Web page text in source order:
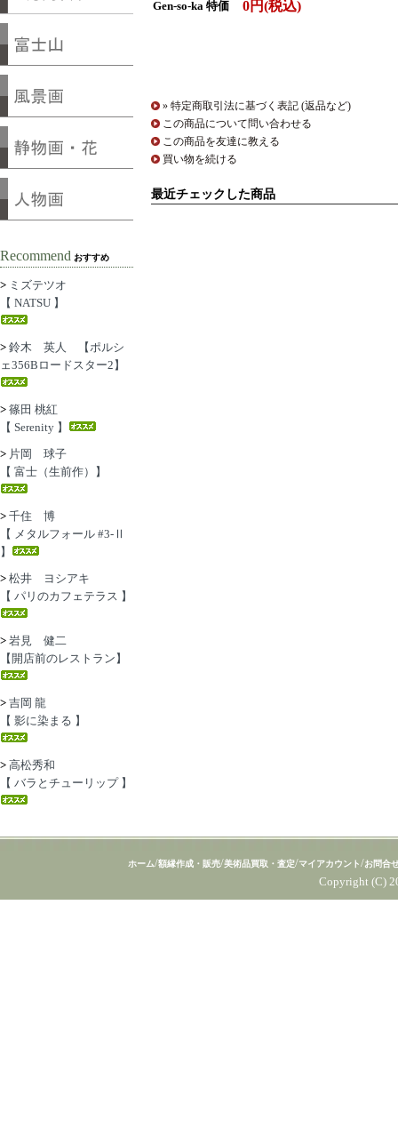
Gen-so-ka 特価 0円(税込)
» 特定商取引法に基づく表記 (返品など)
この商品について問い合わせる
この商品を友達に教える
買い物を続ける
最近チェックした商品
Recommend おすすめ
> ミズテツオ
【 NATSU 】
> 鈴木 英人 【ポルシ
ェ356Bロードスター2】
> 篠田 桃紅
【 Serenity 】
> 片岡 球子
【 富士（生前作）】
> 千住 博
【 メタルフォール #3-Ⅱ
】
> 松井 ヨシアキ
【 パリのカフェテラス 】
> 岩見 健二
【開店前のレストラン】
> 吉岡 龍
【 影に染まる 】
> 高松秀和
【 バラとチューリップ 】
ホーム/額縁作成・販売/美術品買取・査定/マイアカウント/お問合
Copyright (C)